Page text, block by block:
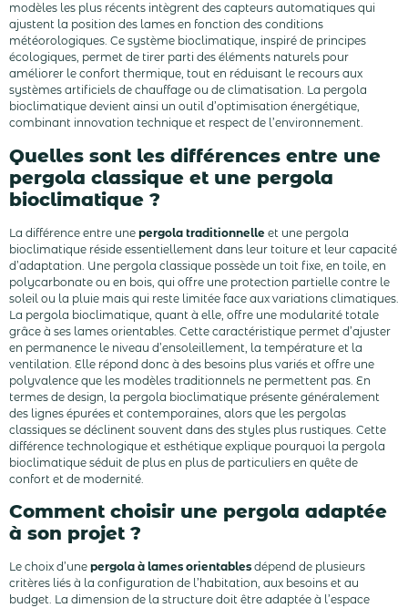
modèles les plus récents intègrent des capteurs automatiques qui
ajustent la position des lames en fonction des conditions
météorologiques. Ce système bioclimatique, inspiré de principes
écologiques, permet de tirer parti des éléments naturels pour
améliorer le confort thermique, tout en réduisant le recours aux
systèmes artificiels de chauffage ou de climatisation. La pergola
bioclimatique devient ainsi un outil d’optimisation énergétique,
combinant innovation technique et respect de l’environnement.
Quelles sont les différences entre une
pergola classique et une pergola
bioclimatique ?
La différence entre une pergola traditionnelle et une pergola
bioclimatique réside essentiellement dans leur toiture et leur capacité
d’adaptation. Une pergola classique possède un toit fixe, en toile, en
polycarbonate ou en bois, qui offre une protection partielle contre le
soleil ou la pluie mais qui reste limitée face aux variations climatiques.
La pergola bioclimatique, quant à elle, offre une modularité totale
grâce à ses lames orientables. Cette caractéristique permet d’ajuster
en permanence le niveau d’ensoleillement, la température et la
ventilation. Elle répond donc à des besoins plus variés et offre une
polyvalence que les modèles traditionnels ne permettent pas. En
termes de design, la pergola bioclimatique présente généralement
des lignes épurées et contemporaines, alors que les pergolas
classiques se déclinent souvent dans des styles plus rustiques. Cette
différence technologique et esthétique explique pourquoi la pergola
bioclimatique séduit de plus en plus de particuliers en quête de
confort et de modernité.
Comment choisir une pergola adaptée
à son projet ?
Le choix d’une pergola à lames orientables dépend de plusieurs
critères liés à la configuration de l’habitation, aux besoins et au
budget. La dimension de la structure doit être adaptée à l’espace